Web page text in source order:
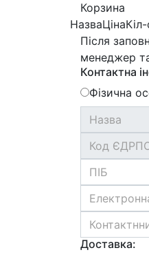
Корзина
НазваЦіна
Після
менеджер
Контактна
Фізична
Доставка: